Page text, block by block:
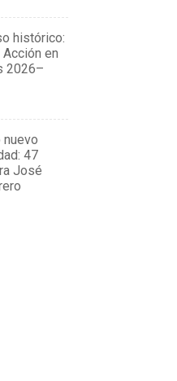
histórico:
en
2026–
nuevo
47
José